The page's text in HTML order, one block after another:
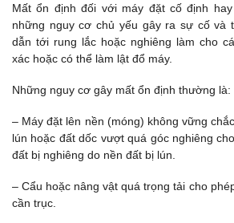
Mất ổn định đối với máy đặt cố định
những nguy cơ chủ yếu gây ra sự cố và
dẫn tới rung lắc hoặc nghiêng làm cho
xác hoặc có thể làm lật đổ máy.
Những nguy cơ gây mất ổn định thường là:
– Máy đặt lên nền (móng) không vững
lún hoặc đất dốc vượt quá góc nghiêng
đất bị nghiêng do nền đất bị lún.
– Cẩu hoặc nâng vật quá trọng tải cho
cần trục.